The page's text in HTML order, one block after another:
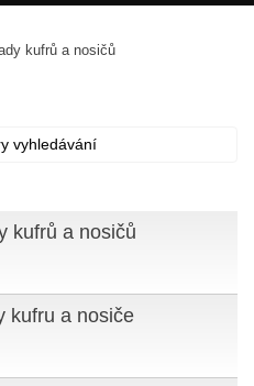
kufrů a nosičů
vyhledávání
kufrů a nosičů
kufru a nosiče